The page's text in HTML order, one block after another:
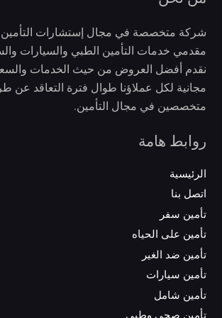
شركة متخصصة في مجال إستشارات
مقدمي خدمات التأمين الطبي والسيارات
نقدم أفضل العروض من حيث الخدمات
مجانية لكل عملاؤنا طوال فترة التعاقد عن
متخصصين في مجال التأمين.
روابط هامة
الرئيسية
اتصل بنا
تأمين سفر
تأمين على الحياه
تأمين ضد الغير
تأمين سيارات
تأمين شامل
تأمين صحي وطبي